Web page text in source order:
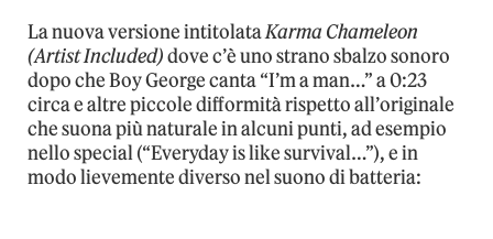
La nuova versione intitolataKarma Chameleon
(Artist Included)dove c’è uno strano sbalzo sonoro
dopo che Boy George canta “I’m a man…” a 0:23
circa e altre piccole difformità rispetto all’originale
che suona più naturale in alcuni punti, ad esempio
nello special (“Everyday is like survival…”), e in
modo lievemente diverso nel suono di batteria: